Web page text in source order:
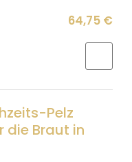
64,75 €
Pelz
die Braut in